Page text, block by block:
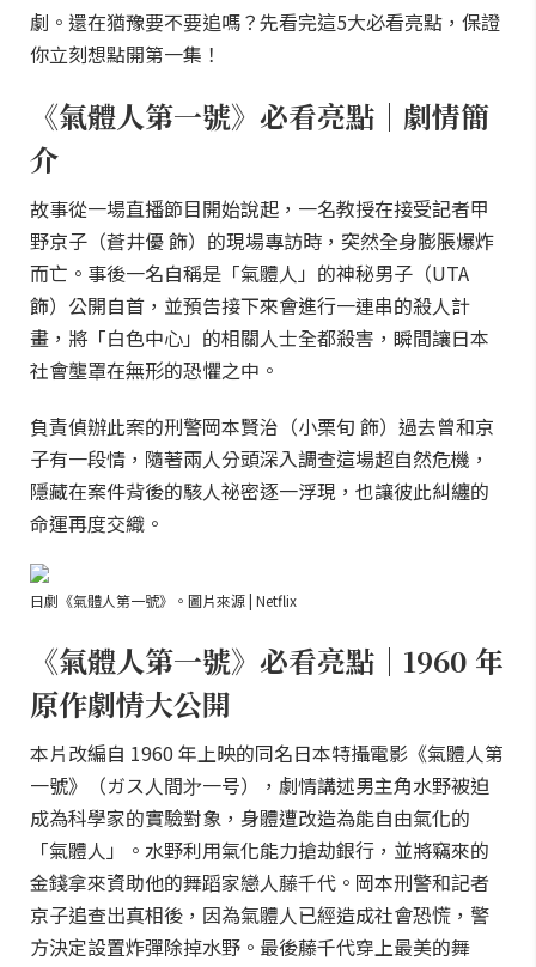
劇。還在猶豫要不要追嗎？先看完這5大必看亮點，保證
你立刻想點開第一集！
《氣體人第一號》必看亮點｜劇情簡
介
故事從一場直播節目開始說起，一名教授在接受記者甲
野京子（蒼井優 飾）的現場專訪時，突然全身膨脹爆炸
而亡。事後一名自稱是「氣體人」的神秘男子（UTA
飾）公開自首，並預告接下來會進行一連串的殺人計
畫，將「白色中心」的相關人士全都殺害，瞬間讓日本
社會壟罩在無形的恐懼之中。
負責偵辦此案的刑警岡本賢治（小栗旬 飾）過去曾和京
子有一段情，隨著兩人分頭深入調查這場超自然危機，
隱藏在案件背後的駭人祕密逐一浮現，也讓彼此糾纏的
命運再度交織。
日劇《氣體人第一號》。圖片來源 | Netflix
《氣體人第一號》必看亮點｜1960 年
原作劇情大公開
本片改編自 1960 年上映的同名日本特攝電影《氣體人第
一號》（ガス人間㐧一号），劇情講述男主角水野被迫
成為科學家的實驗對象，身體遭改造為能自由氣化的
「氣體人」。水野利用氣化能力搶劫銀行，並將竊來的
金錢拿來資助他的舞蹈家戀人藤千代。岡本刑警和記者
京子追查出真相後，因為氣體人已經造成社會恐慌，警
方決定設置炸彈除掉水野。最後藤千代穿上最美的舞